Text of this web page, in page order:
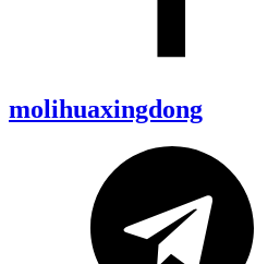
molihuaxingdong